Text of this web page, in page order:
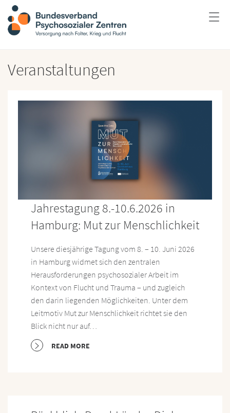
Veranstaltungen
Jahrestagung 8.-10.6.2026 in
Hamburg: Mut zur Menschlichkeit
Unsere diesjährige Tagung vom 8. – 10. Juni 2026
in Hamburg widmet sich den zentralen
Herausforderungen psychosozialer Arbeit im
Kontext von Flucht und Trauma – und zugleich
den darin liegenden Möglichkeiten. Unter dem
Leitmotiv Mut zur Menschlichkeit richtet sie den
Blick nicht nur auf…
READ MORE